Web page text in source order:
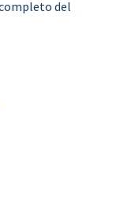
del